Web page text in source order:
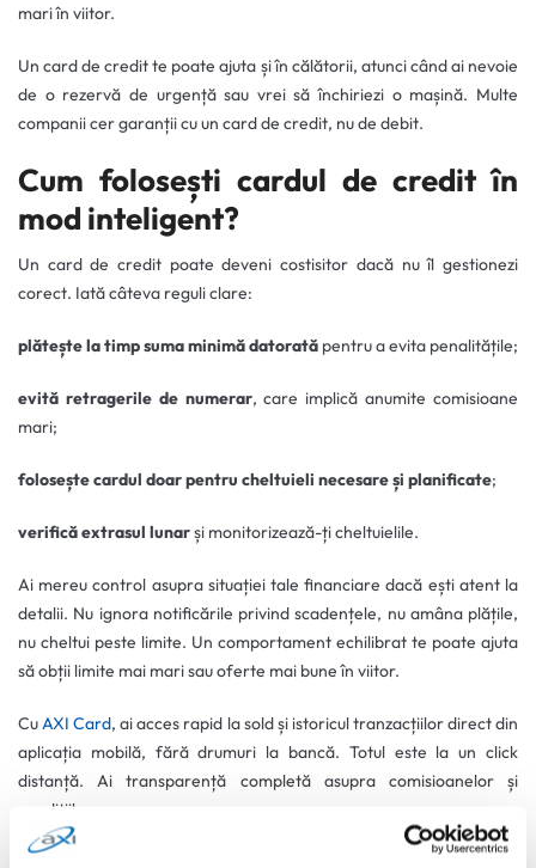
mari în viitor.
Un card de credit te poate ajuta și în călătorii, atunci când ai nevoie
de o rezervă de urgență sau vrei să închiriezi o mașină. Multe
companii cer garanții cu un card de credit, nu de debit.
Cum folosești cardul de credit în
mod inteligent?
Un card de credit poate deveni costisitor dacă nu îl gestionezi
corect. Iată câteva reguli clare:
plătește la timp suma minimă datorată pentru a evita penalitățile;
evită retragerile de numerar, care implică anumite comisioane
mari;
folosește cardul doar pentru cheltuieli necesare și planificate;
verifică extrasul lunarși monitorizează-ți cheltuielile.
Ai mereu control asupra situației tale financiare dacă ești atent la
detalii. Nu ignora notificările privind scadențele, nu amâna plățile,
nu cheltui peste limite. Un comportament echilibrat te poate ajuta
să obții limite mai mari sau oferte mai bune în viitor.
CuAXI Card, ai acces rapid la sold și istoricul tranzacțiilor direct din
aplicația mobilă, fără drumuri la bancă. Totul este la un click
distanță. Ai transparență completă asupra comisioanelor și
condițiilor.